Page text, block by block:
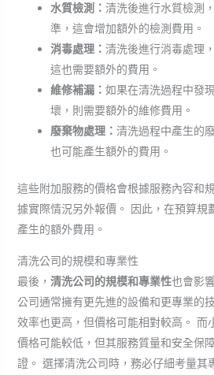
水質檢測： 清洗後進行水質檢測
準，這會增加額外的檢測費用。
消毒處理： 清洗後進行消毒處理
這也需要額外的費用。
維修補漏： 如果在清洗過程中發
壞，則需要額外的維修費用。
廢棄物處理： 清洗過程中產生的
也可能產生額外的費用。
這些附加服務的價格會根據服務內容和
據實際情況另外報價。 因此，在預算規
產生的額外費用。
清洗公司的規模和專業性
最後， 清洗公司的規模和專業性也會影
公司通常擁有更先進的設備和更專業的
效率也更高，但價格可能相對較高。 而
價格可能較低，但其服務質量和安全保
證。 選擇清洗公司時，務必仔細考量其